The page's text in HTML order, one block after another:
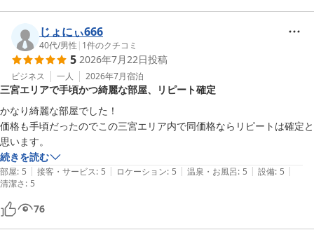
じょにぃ666
40代/男性 | 1件のクチコミ
5 2026年7月22日投稿
ビジネス 一人 2026年7月宿泊
三宮エリアで手頃かつ綺麗な部屋、リピート確定
かなり綺麗な部屋でした！
価格も手頃だったのでこの三宮エリア内で同価格ならリピートは確定と
思います。
続きを読む
部屋: 5 | 接客・サービス: 5 | ロケーション: 5 | 温泉・お風呂: 5 | 設備: 5 |
清潔さ: 5
76